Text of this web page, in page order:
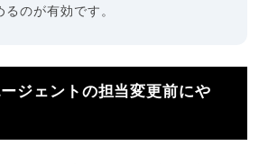
のが有効です。
ジェントの担当変更前にや